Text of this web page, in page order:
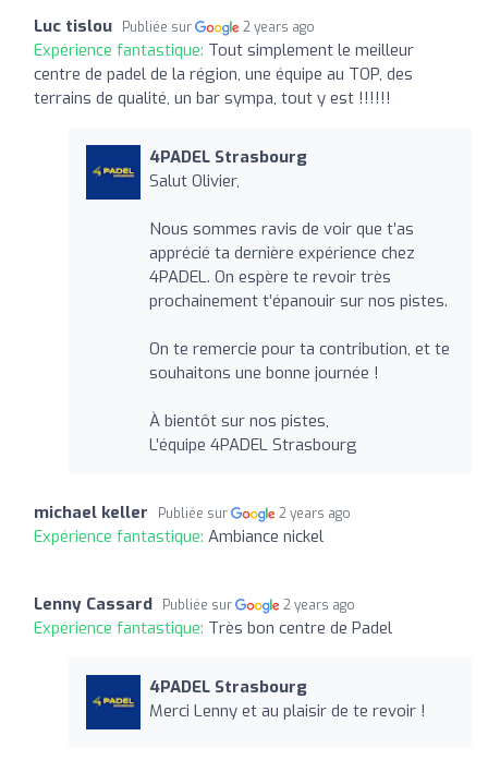
Luc tislou Publiée sur 2 years ago
Expérience fantastique: Tout simplement le meilleur
centre de padel de la région, une équipe au TOP, des
terrains de qualité, un bar sympa, tout y est !!!!!!
4PADEL Strasbourg
Salut Olivier,
Nous sommes ravis de voir que t’as
apprécié ta dernière expérience chez
4PADEL. On espère te revoir très
prochainement t’épanouir sur nos pistes.
On te remercie pour ta contribution, et te
souhaitons une bonne journée !
À bientôt sur nos pistes,
L’équipe 4PADEL Strasbourg
michael keller Publiée sur 2 years ago
Expérience fantastique: Ambiance nickel
Lenny Cassard Publiée sur 2 years ago
Expérience fantastique: Très bon centre de Padel
4PADEL Strasbourg
Merci Lenny et au plaisir de te revoir !